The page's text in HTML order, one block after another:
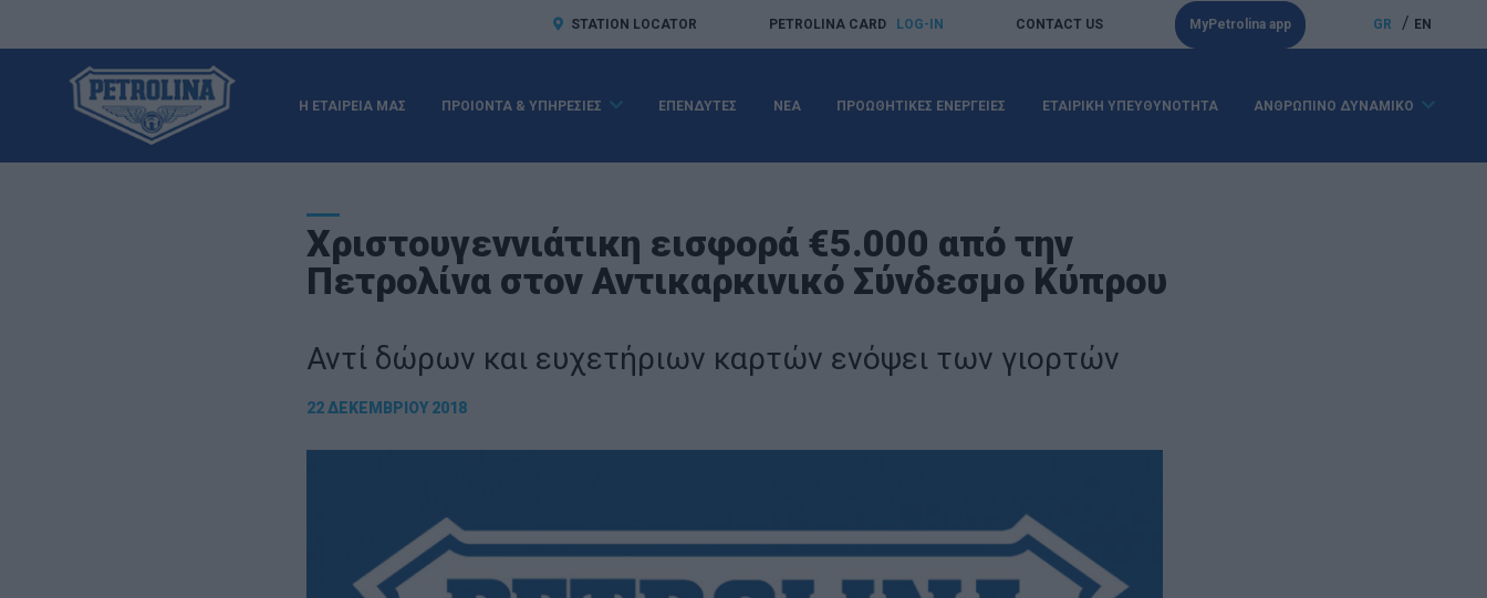
GR / EN
STATION LOCATOR PETROLINA CARD LOG-IN CONTACT US MyPetrolina app
Η ΕΤΑΙΡΕΙΑ ΜΑΣ ΠΡΟΙΟΝΤΑ & ΥΠΗΡΕΣΙΕΣ ΕΠΕΝΔΥΤΕΣ ΝΕΑ ΠΡΟΩΘΗΤΙΚΕΣ ΕΝΕΡΓΕΙΕΣ ΕΤΑΙΡΙΚΗ ΥΠΕΥΘΥΝΟΤΗΤΑ ΑΝΘΡΩΠΙΝΟ ΔΥΝΑΜΙΚΟ
Χριστουγεννιάτικη εισφορά €5.000 από την
Πετρολίνα στον Αντικαρκινικό Σύνδεσμο Κύπρου
Αντί δώρων και ευχετήριων καρτών ενόψει των γιορτών
22 ΔΕΚΕΜΒΡΊΟΥ 2018